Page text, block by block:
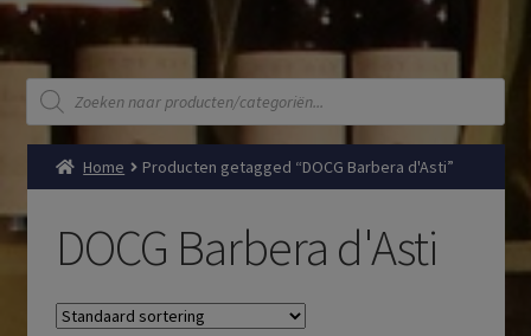
Producten
zoeken
Home Producten getagged “DOCG Barbera d'Asti”
DOCG Barbera d'Asti